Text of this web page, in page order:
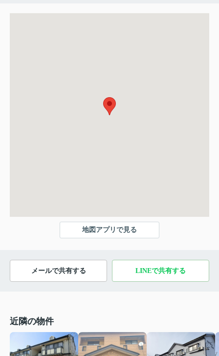
地図アプリで見る
メールで共有する LINEで共有する
近隣の物件